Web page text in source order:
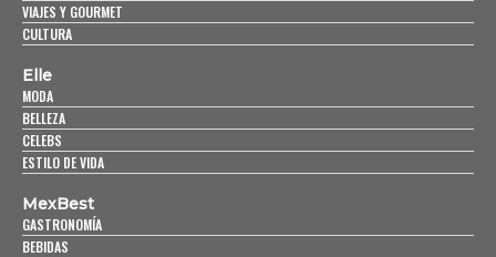
VIAJES Y GOURMET
CULTURA
Elle
MODA
BELLEZA
CELEBS
ESTILO DE VIDA
MexBest
GASTRONOMÍA
BEBIDAS